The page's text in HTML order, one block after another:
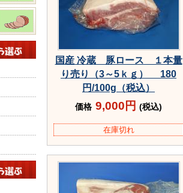
国産 冷蔵 豚ロース １本量
り売り（3～5ｋｇ） 180
円/100g（税込）
価格 9,000円 (税込)
在庫切れ